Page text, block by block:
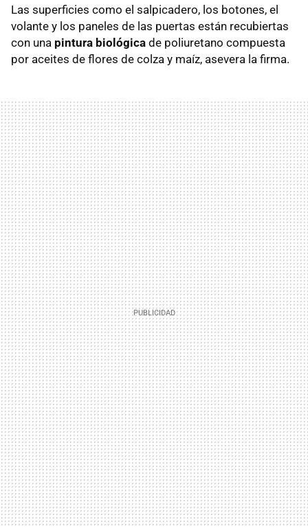
Las superficies como el salpicadero, los botones, el
volante y los paneles de las puertas están recubiertas
con una pintura biológica de poliuretano compuesta
por aceites de flores de colza y maíz, asevera la firma.